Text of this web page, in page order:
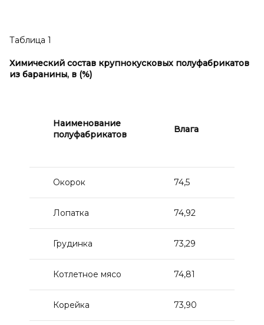
Таблица 1
Химический состав крупнокусковых полуфабрикатов
из баранины, в (%)
Наименование
полуфабрикатов
Влага
Окорок 74,5
Лопатка 74,92
Грудинка 73,29
Котлетное мясо 74,81
Корейка 73,90